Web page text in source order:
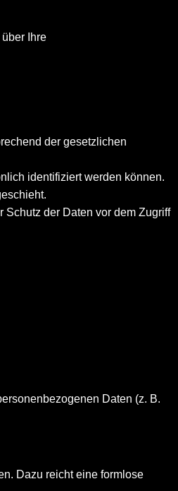
Ihre
der gesetzlichen
identifiziert werden können.
der Daten vor dem Zugriff
Daten (z. B.
Dazu reicht eine formlose